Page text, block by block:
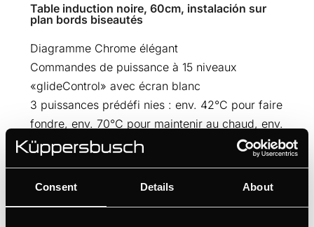
Consent Details About
Table induction noire, 60cm, instalación sur
plan bords biseautés
Diagramme Chrome élégant
Commandes de puissance à 15 niveaux
«glideControl» avec écran blanc
3 puissances prédéfi nies : env. 42°C pour faire
fondre, env. 70°C pour maintenir au chaud, env.
94°C pour les pâtes
FlexiGrill (n° 1303)